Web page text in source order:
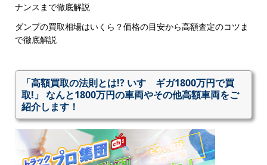
ナンスまで徹底解説
ダンプの買取相場はいくら？価格の目安から高額査定のコツま
で徹底解説
「高額買取の法則とは!? いすゞギガ1800万円で買
取!」 なんと1800万円の車両やその他高額車両をご
紹介します！